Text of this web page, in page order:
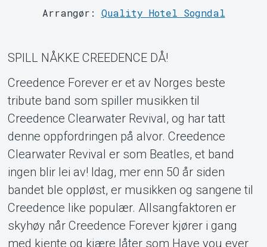
Support
Om Tickster
Arrangør: Quality Hotel Sogndal
SPILL NÅKKE CREEDENCE DÅ!
Creedence Forever er et av Norges beste
tribute band som spiller musikken til
Creedence Clearwater Revival, og har tatt
denne oppfordringen på alvor. Creedence
Clearwater Revival er som Beatles, et band
ingen blir lei av! Idag, mer enn 50 år siden
bandet ble oppløst, er musikken og sangene til
Creedence like populær. Allsangfaktoren er
skyhøy når Creedence Forever kjører i gang
med kjente og kjære låter som Have you ever